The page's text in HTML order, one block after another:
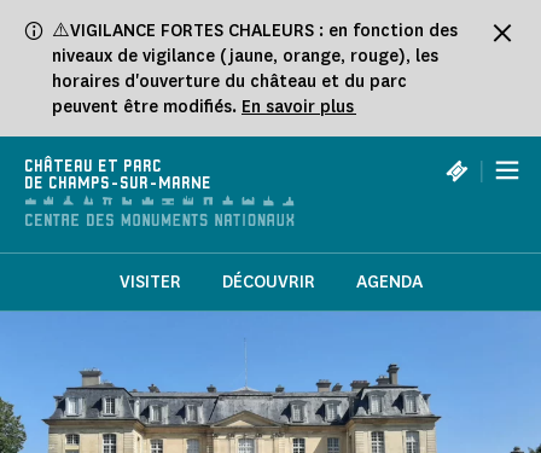
⚠️VIGILANCE FORTES CHALEURS : en fonction des
niveaux de vigilance (jaune, orange, rouge), les
horaires d'ouverture du château et du parc
peuvent être modifiés. En savoir plus
CHÂTEAU ET PARC
DE CHAMPS-SUR-MARNE
|
VISITER DÉCOUVRIR AGENDA